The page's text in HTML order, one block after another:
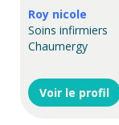
Roy nicole
Soins infirmiers
Chaumergy
Voir le profil